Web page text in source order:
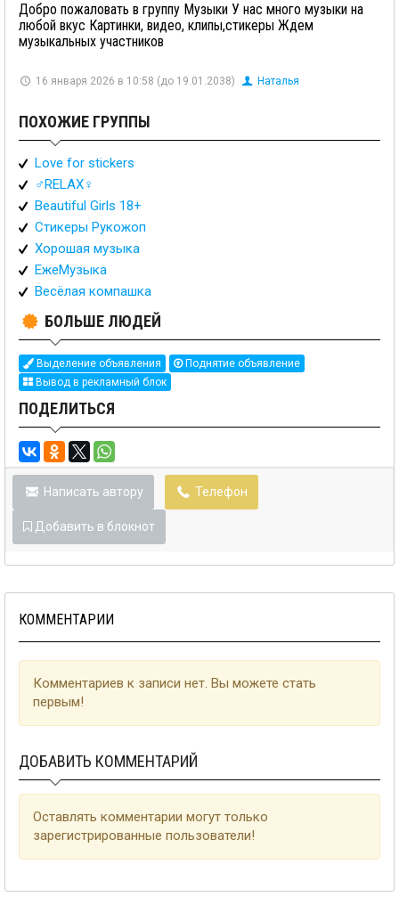
Добро пожаловать в группу Музыки У нас много музыки на
любой вкус Картинки, видео, клипы,стикеры Ждем
музыкальных участников
16 января 2026 в 10:58 (до 19.01.2038) Наталья
ПОХОЖИЕ ГРУППЫ
Love for stickers
♂️RELAX♀️
Beautiful Girls 18+
Стикеры Рукожоп
Хорошая музыка
ЕжеМузыка
Весёлая компашка
БОЛЬШЕ ЛЮДЕЙ
Выделение объявления
Поднятие объявление
Вывод в рекламный блок
ПОДЕЛИТЬСЯ
Написать автору Телефон
Добавить в блокнот
КОММЕНТАРИИ
Комментариев к записи нет. Вы можете стать
первым!
ДОБАВИТЬ КОММЕНТАРИЙ
Оставлять комментарии могут только
зарегистрированные пользователи!